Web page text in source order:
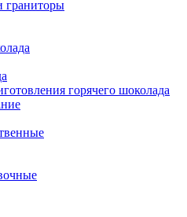
граниторы
горячего шоколада